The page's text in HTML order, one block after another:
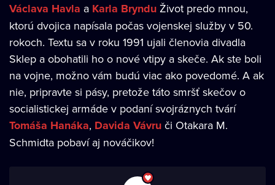
Václava Havla a Karla Bryndu Život predo mnou,
ktorú dvojica napísala počas vojenskej služby v 50.
rokoch. Textu sa v roku 1991 ujali členovia divadla
Sklep a obohatili ho o nové vtipy a skeče. Ak ste boli
na vojne, možno vám budú viac ako povedomé. A ak
nie, pripravte si pásy, pretože táto smršť skečov o
socialistickej armáde v podaní svojráznych tvárí
Tomáša Hanáka, Davida Vávru či Otakara M.
Schmidta pobaví aj nováčikov!